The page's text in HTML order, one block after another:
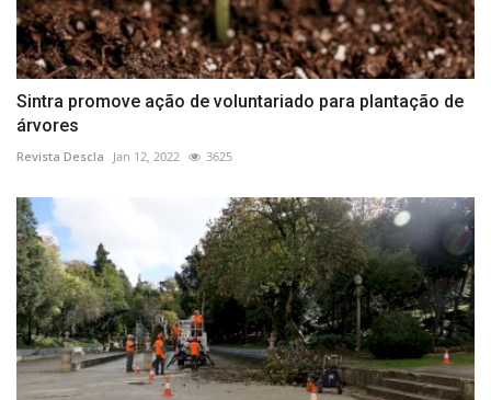
Sintra promove ação de voluntariado para plantação de
árvores
Revista Descla Jan 12, 2022 3625